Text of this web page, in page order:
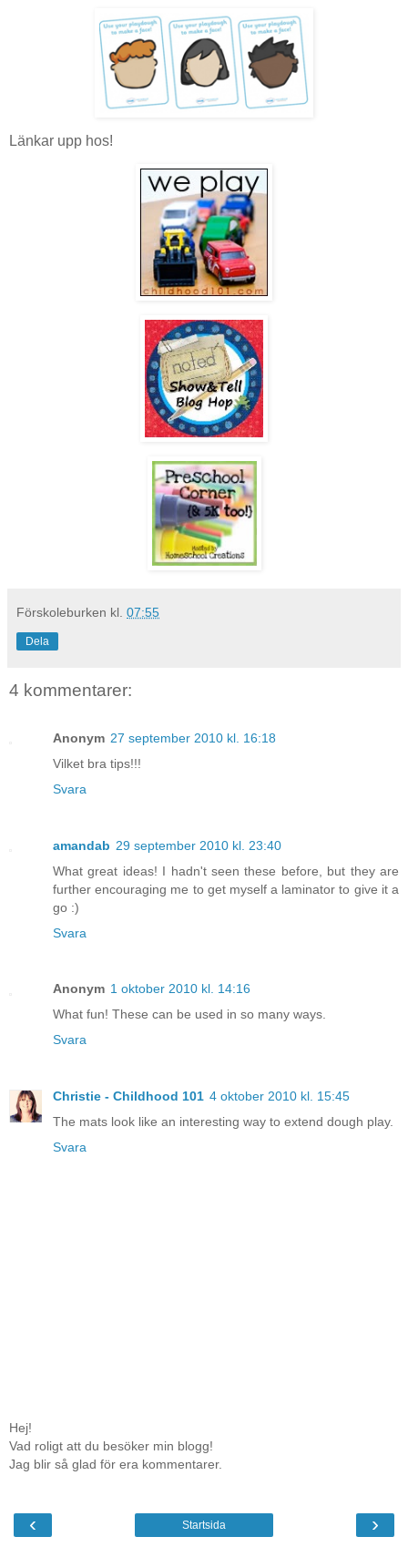
Länkar upp hos!
Förskoleburken kl. 07:55
Dela
4 kommentarer:
Anonym 27 september 2010 kl. 16:18
Vilket bra tips!!!
Svara
amandab 29 september 2010 kl. 23:40
What great ideas! I hadn't seen these before, but they are
further encouraging me to get myself a laminator to give it a
go :)
Svara
Anonym 1 oktober 2010 kl. 14:16
What fun! These can be used in so many ways.
Svara
Christie - Childhood 101 4 oktober 2010 kl. 15:45
The mats look like an interesting way to extend dough play.
Svara
Hej!
Vad roligt att du besöker min blogg!
Jag blir så glad för era kommentarer.
‹ ›
Startsida